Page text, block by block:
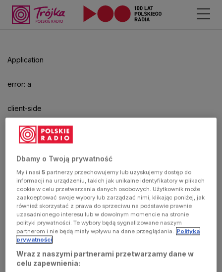
Application
error: a
client-side
exception
has
occurred
(see the
browser
console for
aby
odtwarzać.
Dbamy o Twoją prywatność
My i nasi5 partnerzy przechowujemy lub uzyskujemy dostęp do
informacji na urządzeniu, takich jak unikalne identyfikatory w plikach
cookie w celu przetwarzania danych osobowych. Użytkownik może
zaakceptować swoje wybory lub zarządzać nimi, klikając poniżej, jak
również skorzystać z prawa do sprzeciwu na podstawie prawnie
uzasadnionego interesu lub w dowolnym momencie na stronie
polityki prywatności. Te wybory będą sygnalizowane naszym
partnerom i nie będą miały wpływu na dane przeglądania. Polityka
prywatności
Wraz z naszymi partnerami przetwarzamy dane w
celu zapewnienia: